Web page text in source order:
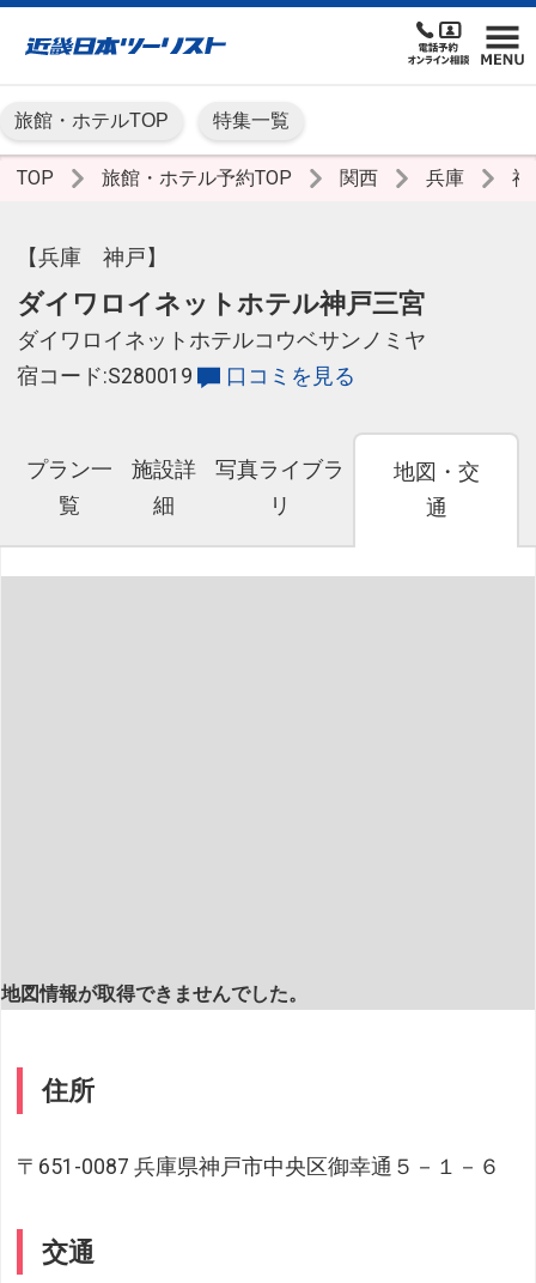
旅館・ホテルTOP 特集一覧
TOP 旅館・ホテル予約TOP 関西 兵庫
【兵庫 神戸】
ダイワロイネットホテル神戸三宮
ダイワロイネットホテルコウベサンノミヤ
宿コード:S280019
口コミを見る
プラン一
覧
施設詳
細
写真ライブラ
リ
地図・交
通
地図情報が取得できませんでした。
住所
〒651-0087 兵庫県神戸市中央区御幸通５－１－６
交通